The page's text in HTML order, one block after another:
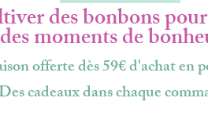
des bonbons
des moments de
offerte dès 59€ d'achat en
cadeaux dans chaque